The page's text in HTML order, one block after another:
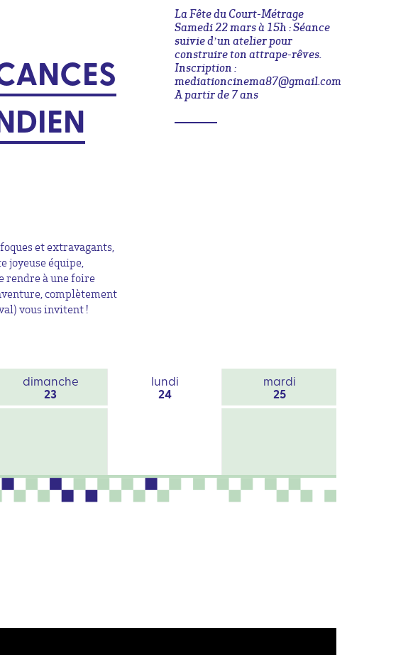
et extravagants,
joyeuse équipe,
rendre à une foire
complètement
vous invitent !
La Fête du Court-Métrage
Samedi 22 mars à 15h : Séance
suivie d’un atelier pour
construire ton attrape-rêves.
Inscription :
mediationcinema87@gmail.com
A partir de 7 ans
dimanche
23
lundi
24
mardi
25